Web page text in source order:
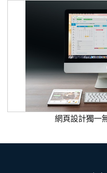
網頁設計獨一